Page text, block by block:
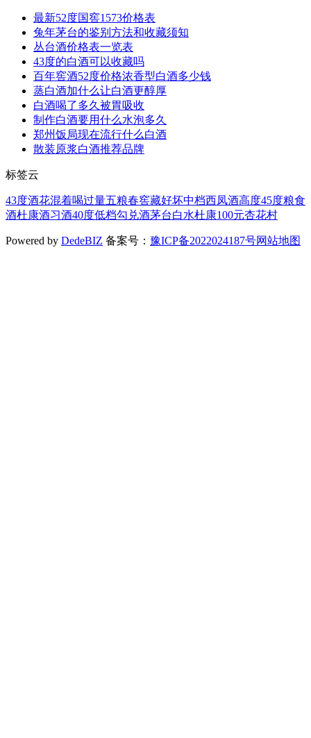
最新52度国窖1573价格表
兔年茅台的鉴别方法和收藏须知
丛台酒价格表一览表
43度的白酒可以收藏吗
百年窖酒52度价格浓香型白酒多少钱
蒸白酒加什么让白酒更醇厚
白酒喝了多久被胃吸收
制作白酒要用什么水泡多久
郑州饭局现在流行什么白酒
散装原浆白酒推荐品牌
标签云
43度酒花混着喝过量五粮春窖藏好坏中档西凤酒高度45度粮食
酒杜康酒习酒40度低档勾兑酒茅台白水杜康100元杏花村
Powered by DedeBIZ 备案号： 豫ICP备2022024187号网站地图